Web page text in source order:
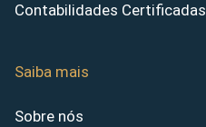
Contabilidades Certificadas
Saiba mais
Sobre nós